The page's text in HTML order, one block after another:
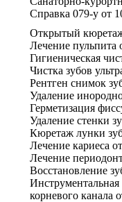
Справка 079-у от
Открытый кюретаж
Лечение пульпита
Гигиеническая
Чистка зубов
Рентген снимок
Удаление
Герметизация
Удаление стенки
Кюретаж лунки
Лечение кариеса от
Лечение
Восстановление
Инструментальная
корневого канала